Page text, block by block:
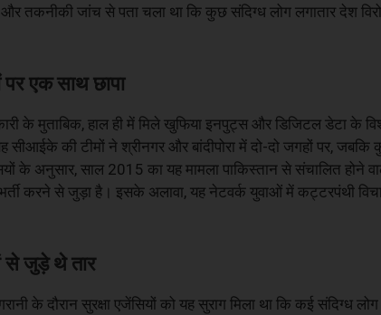
और तकनीकी जांच से पता चला था कि कुछ संदिग्ध लोग लगातार देश
एक साथ छापा
के मुताबिक, हाल ही में मिले खुफिया इनपुट्स और डिजिटल डेटा के
सीआईके की टीमों ने श्रीनगर और बांदीपोरा में दो-दो जगहों पर,
के अनुसार, साल 2015 का यह मामला पाकिस्तान से संचालित
करने से जुड़ा है। इसके अलावा, यह नेटवर्क युवाओं में कट्टरपंथी
से जुड़े थे तार
के दौरान सुरक्षा एजेंसियों को यह सुराग मिला था कि कई संदिग्ध